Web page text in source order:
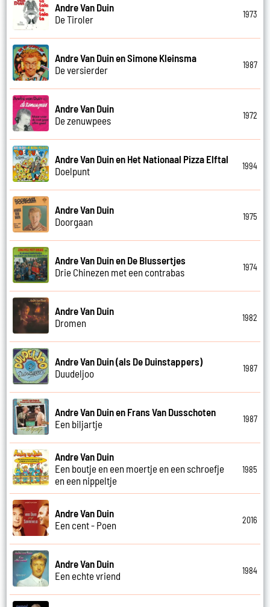
Andre Van Duin
De Tiroler
1973
Andre Van Duin en Simone Kleinsma
De versierder
1987
Andre Van Duin
De zenuwpees
1972
Andre Van Duin en Het Nationaal Pizza Elftal
Doelpunt
1994
Andre Van Duin
Doorgaan
1975
Andre Van Duin en De Blussertjes
Drie Chinezen met een contrabas
1974
Andre Van Duin
Dromen
1982
Andre Van Duin (als De Duinstappers)
Duudeljoo
1987
Andre Van Duin en Frans Van Dusschoten
Een biljartje
1987
Andre Van Duin
Een boutje en een moertje en een schroefje
en een nippeltje
1985
Andre Van Duin
Een cent - Poen
2016
Andre Van Duin
Een echte vriend
1984